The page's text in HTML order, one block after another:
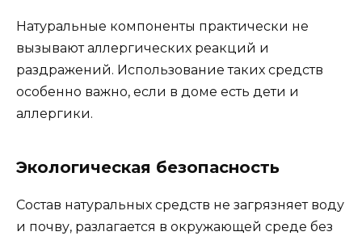
Натуральные компоненты практически не
вызывают аллергических реакций и
раздражений. Использование таких средств
особенно важно, если в доме есть дети и
аллергики.
Экологическая безопасность
Состав натуральных средств не загрязняет воду
и почву, разлагается в окружающей среде без